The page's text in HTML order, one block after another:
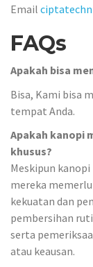
Email
FAQs
Apakah bisa
Bisa, Kami bisa
tempat Anda.
Apakah kanopi
khusus?
Meskipun
mereka
kekuatan dan
pembersihan
serta
atau keausan.